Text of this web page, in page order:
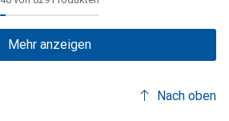
Mehr anzeigen
Nach oben